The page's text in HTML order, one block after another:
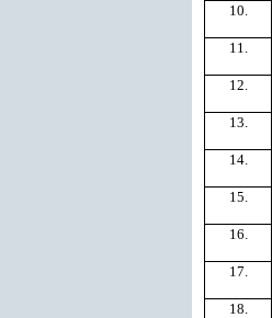
10.
11.
12.
13.
14.
15.
16.
17.
18.